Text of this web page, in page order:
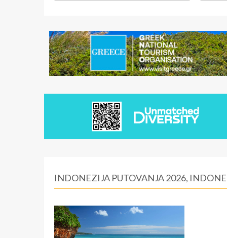
INDONEZIJA PUTOVANJA 2026,